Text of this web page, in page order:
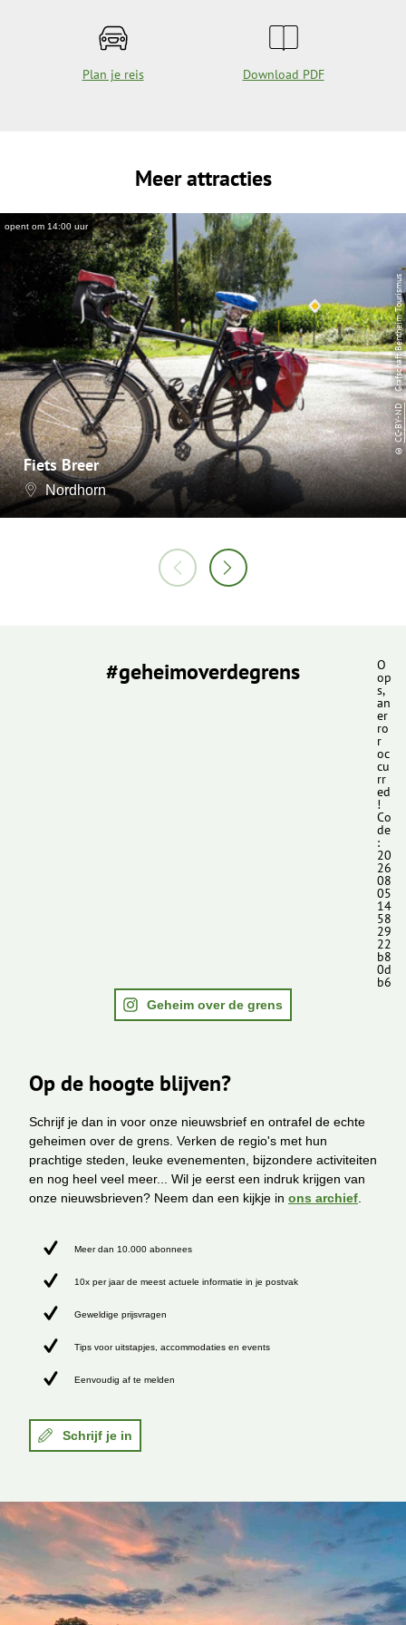
Plan je reis Download PDF
Meer attracties
opent om 14:00 uur
Fiets Breer
Nordhorn
©
CC-BY-ND
| Grafschaft Bentheim Tourismus
#geheimoverdegrens O
op
s,
an
er
ro
r
oc
cu
rr
ed
!
Co
de
:
20
26
08
05
14
58
29
22
b8
0d
b6
Geheim over de grens
Op de hoogte blijven?
Schrijf je dan in voor onze nieuwsbrief en ontrafel de echte
geheimen over de grens. Verken de regio's met hun
prachtige steden, leuke evenementen, bijzondere activiteiten
en nog heel veel meer... Wil je eerst een indruk krijgen van
onze nieuwsbrieven? Neem dan een kijkje in ons archief.
Meer dan 10.000 abonnees
10x per jaar de meest actuele informatie in je postvak
Geweldige prijsvragen
Tips voor uitstapjes, accommodaties en events
Eenvoudig af te melden
Schrijf je in